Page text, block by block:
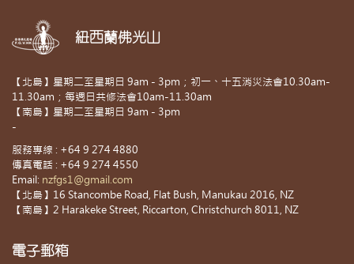
紐西蘭佛光山
【北島】星期二至星期日 9am - 3pm；初一、十五消災法會10.30am-
11.30am；每週日共修法會10am-11.30am
【南島】星期二至星期日 9am - 3pm
-
服務專線 : +64 9 274 4880
傳真電話 : +64 9 274 4550
Email: nzfgs1@gmail.com
【北島】16 Stancombe Road, Flat Bush, Manukau 2016, NZ
【南島】2 Harakeke Street, Riccarton, Christchurch 8011, NZ
電子郵箱